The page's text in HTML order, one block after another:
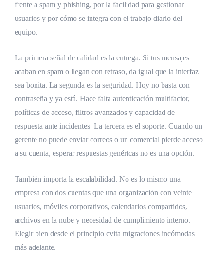
frente a spam y phishing, por la facilidad para gestionar
usuarios y por cómo se integra con el trabajo diario del
equipo.
La primera señal de calidad es la entrega. Si tus mensajes
acaban en spam o llegan con retraso, da igual que la interfaz
sea bonita. La segunda es la seguridad. Hoy no basta con
contraseña y ya está. Hace falta autenticación multifactor,
políticas de acceso, filtros avanzados y capacidad de
respuesta ante incidentes. La tercera es el soporte. Cuando un
gerente no puede enviar correos o un comercial pierde acceso
a su cuenta, esperar respuestas genéricas no es una opción.
También importa la escalabilidad. No es lo mismo una
empresa con dos cuentas que una organización con veinte
usuarios, móviles corporativos, calendarios compartidos,
archivos en la nube y necesidad de cumplimiento interno.
Elegir bien desde el principio evita migraciones incómodas
más adelante.